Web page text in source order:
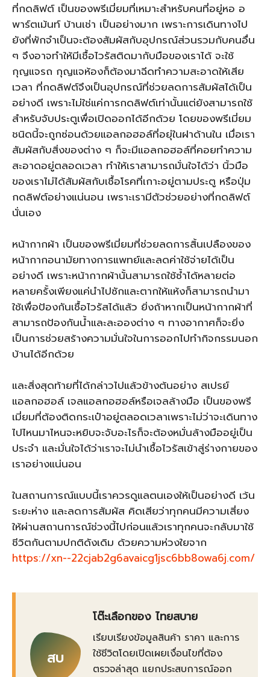
ที่กดลิฟต์ เป็นของพรีเมี่ยมที่เหมาะสำหรับคนที่อยู่หอ อ
พาร์ตเม้นท์ บ้านเช่า เป็นอย่างมาก เพราะการเดินทางไป
ยังที่พักจำเป็นจะต้องสัมผัสกับอุปกรณ์ส่วนรวมกับคนอื่น
ๆ จึงอาจทำให้มีเชื้อไวรัสติดมากับมือของเราได้ จะใช้
กุญแจรถ กุญแจห้องก็ต้องมาฉีดทำความสะอาดให้เสีย
เวลา ที่กดลิฟต์จึงเป็นอุปกรณ์ที่ช่วยลดการสัมผัสได้เป็น
อย่างดี เพราะไม่ใช่แค่การกดลิฟต์เท่านั้นแต่ยังสามารถใช้
สำหรับจับประตูเพื่อเปิดออกได้อีกด้วย โดยของพรีเมี่ยม
ชนิดนี้จะถูกซ่อนด้วยแอลกอฮอล์ที่อยุ่ในฝาด้านใน เมื่อเรา
สัมผัสกับสิ่งของต่าง ๆ ก็จะมีแอลกอฮอล์ที่คอยทำความ
สะอาดอยู่ตลอดเวลา ทำให้เราสามารถมั่นใจได้ว่า นิ้วมือ
ของเราไม่ได้สัมผัสกับเชื้อโรคที่เกาะอยู่ตามประตู หรือปุ่ม
กดลิฟต์อย่างแน่นอน เพราะเรามีตัวช่วยอย่างที่กดลิฟต์
นั่นเอง
หน้ากากผ้า เป็นของพรีเมี่ยมที่ช่วยลดการสิ้นเปลืองของ
หน้ากากอนามัยทางการแพทย์และลดค่าใช้จ่ายได้เป็น
อย่างดี เพราะหน้ากากผ้านั้นสามารถใช้ซ้ำได้หลายต่อ
หลายครั้งเพียงแค่นำไปซักและตากให้แห้งก็สามารถนำมา
ใช้เพื่อป้องกันเชื้อไวรัสได้แล้ว ยิ่งถ้าหากเป็นหน้ากากผ้าที่
สามารถป้องกันน้ำและละอองต่าง ๆ ทางอากาศก็จะยิ่ง
เป็นการช่วยสร้างความมั่นใจในการออกไปทำกิจกรรมนอก
บ้านได้อีกด้วย
และสิ่งสุดท้ายที่ได้กล่าวไปแล้วข้างต้นอย่าง สเปรย์
แอลกอฮอล์ เจลแอลกอฮอล์หรือเจลล้างมือ เป็นของพรี
เมี่ยมที่ต้องติดกระเป๋าอยู่ตลอดเวลาเพราะไม่ว่าจะเดินทาง
ไปไหนมาไหนจะหยิบจะจับอะไรก็จะต้องหมั่นล้างมืออยู่เป็น
ประจำ และมั่นใจได้ว่าเราจะไม่นำเชื้อไวรัสเข้าสู่ร่างกายของ
เราอย่างแน่นอน
ในสถานการณ์แบบนี้เราควรดูแลตนเองให้เป็นอย่างดี เว้น
ระยะห่าง และลดการสัมผัส คิดเสียว่าทุกคนมีความเสี่ยง
ให้ผ่านสถานการณ์ช่วงนี้ไปก่อนแล้วเราทุกคนจะกลับมาใช้
ชีวิตกันตามปกติดังเดิม ด้วยความห่วงใยจาก
https://xn--22cjab2g6avaicg1jsc6bb8owa6j.com/
สบ
โต๊ะเลือกของ ไทยสบาย
เรียบเรียงข้อมูลสินค้า ราคา และการ
ใช้ชีวิตโดยเปิดเผยเงื่อนไขที่ต้อง
ตรวจล่าสุด แยกประสบการณ์ออก